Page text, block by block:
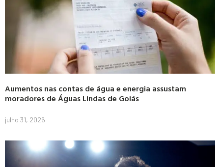
Aumentos nas contas de água e energia assustam
moradores de Águas Lindas de Goiás
julho 31, 2026